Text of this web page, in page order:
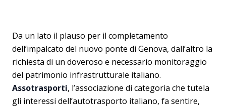
Da un lato il plauso per il completamento
dell’impalcato del nuovo ponte di Genova, dall’altro la
richiesta di un doveroso e necessario monitoraggio
del patrimonio infrastrutturale italiano.
Assotrasporti, l’associazione di categoria che tutela
gli interessi dell’autotrasporto italiano, fa sentire,